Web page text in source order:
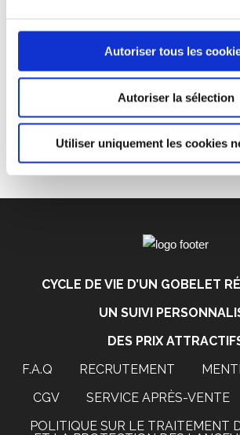
Autoriser tous les
Autoriser la sélection
Utiliser uniquement les cookies
s’occupera de la communication via
lieu de Evènement. En effet, Greencup
aider et vous accompagner dans
gobelets réutilisables.
offre donc un accompagnement
à la fin de votre événement.
CYCLE DE VIE D’UN GOBELET
UN SUIVI
DES PRIX
F.A.Q
RECRUTEMENT
CGV
SERVICE APRÈS-VENTE
POLITIQUE SUR LE TRAITEMENT